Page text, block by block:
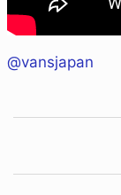
@vansjapan